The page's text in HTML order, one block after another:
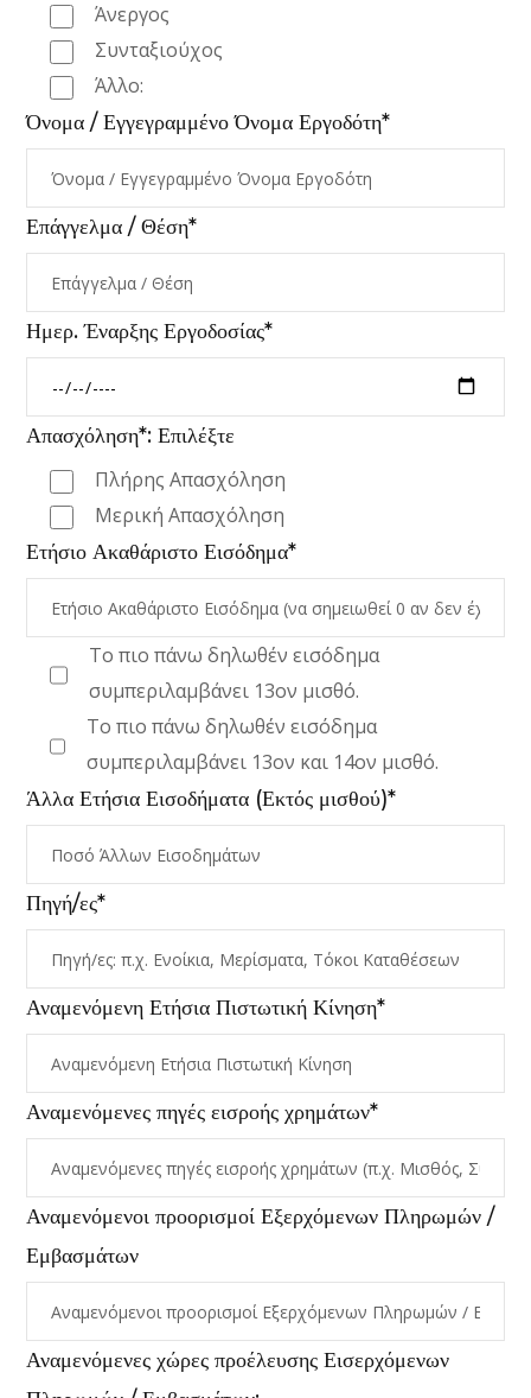
Άνεργος
Συνταξιούχος
Άλλο:
Όνομα / Εγγεγραμμένο Όνομα Εργοδότη*
Επάγγελμα / Θέση*
Ημερ. Έναρξης Εργοδοσίας*
Απασχόληση*: Επιλέξτε
Πλήρης Απασχόληση
Μερική Απασχόληση
Ετήσιο Ακαθάριστο Εισόδημα*
Το πιο πάνω δηλωθέν εισόδημα
συμπεριλαμβάνει 13ον μισθό.
Το πιο πάνω δηλωθέν εισόδημα
συμπεριλαμβάνει 13ον και 14ον μισθό.
Άλλα Ετήσια Εισοδήματα (Εκτός μισθού)*
Πηγή/ες*
Αναμενόμενη Ετήσια Πιστωτική Κίνηση*
Αναμενόμενες πηγές εισροής χρημάτων*
Αναμενόμενοι προορισμοί Εξερχόμενων Πληρωμών /
Εμβασμάτων
Αναμενόμενες χώρες προέλευσης Εισερχόμενων